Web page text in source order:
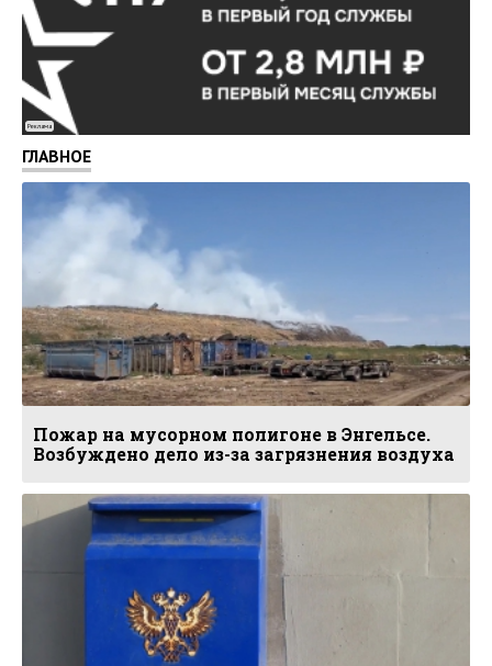
Реклама
ГЛАВНОЕ
Пожар на мусорном полигоне в Энгельсе.
Возбуждено дело из-за загрязнения воздуха